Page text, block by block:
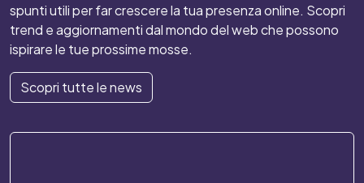
spunti utili per far crescere la tua presenza online. Scopri
trend e aggiornamenti dal mondo del web che possono
ispirare le tue prossime mosse.
Scopri tutte le news